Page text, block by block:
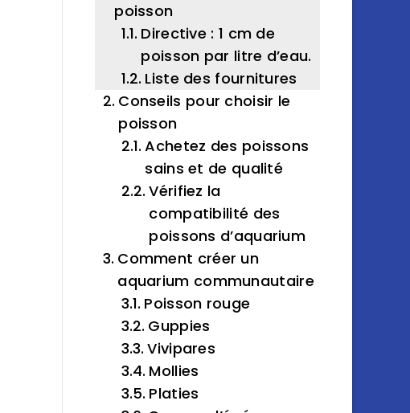
poisson
Directive : 1 cm de
poisson par litre d’eau.
Liste des fournitures
Conseils pour choisir le
poisson
Achetez des poissons
sains et de qualité
Vérifiez la
compatibilité des
poissons d’aquarium
Comment créer un
aquarium communautaire
Poisson rouge
Guppies
Vivipares
Mollies
Platies